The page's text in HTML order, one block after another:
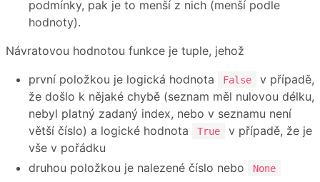
podmínky, pak je to menší z nich (menší podle
hodnoty).
Návratovou hodnotou funkce je tuple, jehož
první položkou je logická hodnota
False
v případě,
že došlo k nějaké chybě (seznam měl nulovou délku,
nebyl platný zadaný index, nebo v seznamu není
větší číslo) a logické hodnota
True
v případě, že je
vše v pořádku
druhou položkou je nalezené číslo nebo
None